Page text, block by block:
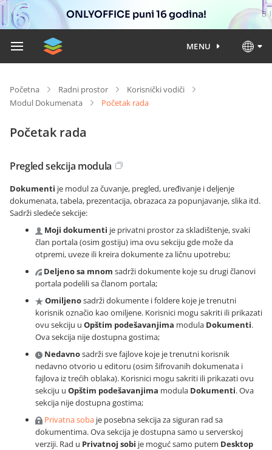
ONLYOFFICE puni 16 godina!
MENU
Početna Radni prostor
Korisnički vodiči
Modul Dokumenata
Početak rada
Početak rada
Pregled sekcija modula
Dokumenti je modul za čuvanje, pregled, uređivanje i deljenje
dokumenata, tabela, prezentacija, obrazaca za popunjavanje, slika itd.
Sadrži sledeće sekcije:
Moji dokumenti je privatni prostor za skladištenje, svaki
član portala (osim gostiju) ima ovu sekciju gde može da
otpremi, uveze ili kreira dokumente za ličnu upotrebu;
Deljeno sa mnom sadrži dokumente koje su drugi članovi
portala podelili sa članom portala;
Omiljenosadrži dokumente i foldere koje je trenutni
korisnik označio kao omiljene. Korisnici mogu sakriti ili prikazati
ovu sekciju u Opštim podešavanjima modula Dokumenti.
Ova sekcija nije dostupna gostima;
Nedavnosadrži sve fajlove koje je trenutni korisnik
nedavno otvorio u editoru (osim šifrovanih dokumenata i
fajlova iz trećih oblaka). Korisnici mogu sakriti ili prikazati ovu
sekciju u Opštim podešavanjima modula Dokumenti. Ova
sekcija nije dostupna gostima;
Privatna soba je posebna sekcija za siguran rad sa
dokumentima. Ova sekcija je dostupna samo u serverskoj
verziji. Rad u Privatnoj sobi je moguć samo putem Desktop